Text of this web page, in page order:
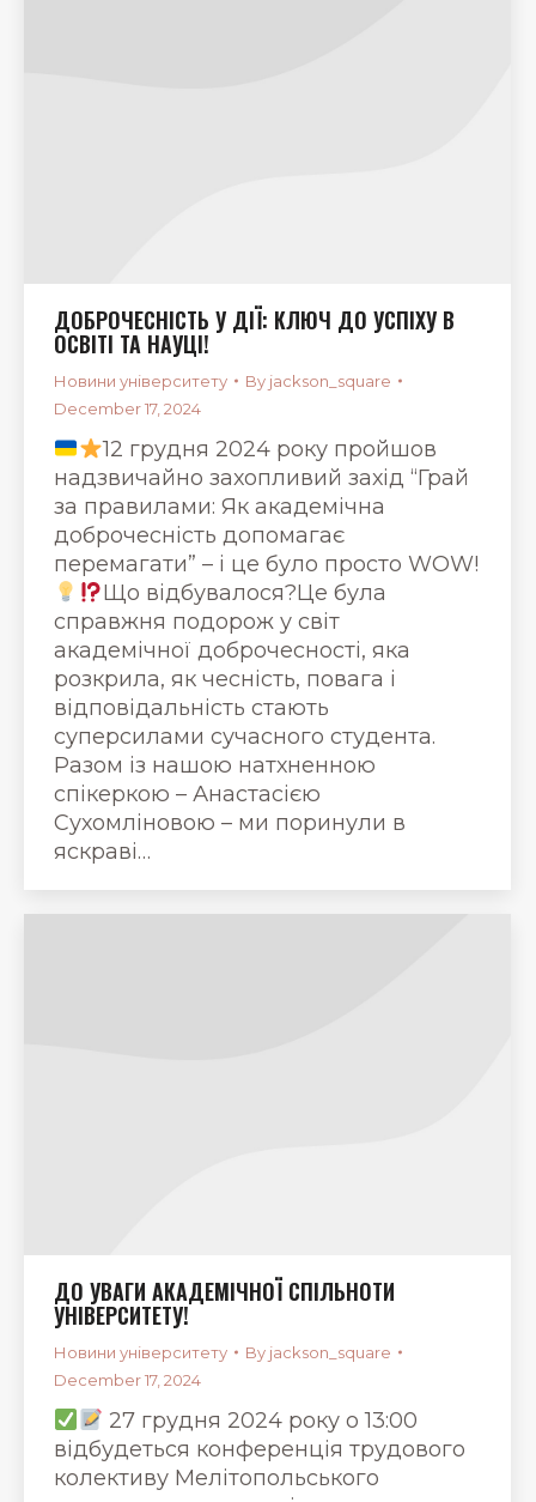
ДОБРОЧЕСНІСТЬ У ДІЇ: КЛЮЧ ДО УСПІХУ В
ОСВІТІ ТА НАУЦІ!
Новини університету By jackson_square
December 17, 2024
12 грудня 2024 року пройшов
надзвичайно захопливий захід “Грай
за правилами: Як академічна
доброчесність допомагає
перемагати” – і це було просто WOW!
Що відбувалося?Це була
справжня подорож у світ
академічної доброчесності, яка
розкрила, як чесність, повага і
відповідальність стають
суперсилами сучасного студента.
Разом із нашою натхненною
спікеркою – Анастасією
Сухомліновою – ми поринули в
яскраві…
ДО УВАГИ АКАДЕМІЧНОЇ СПІЛЬНОТИ
УНІВЕРСИТЕТУ!
Новини університету By jackson_square
December 17, 2024
27 грудня 2024 року о 13:00
відбудеться конференція трудового
колективу Мелітопольського